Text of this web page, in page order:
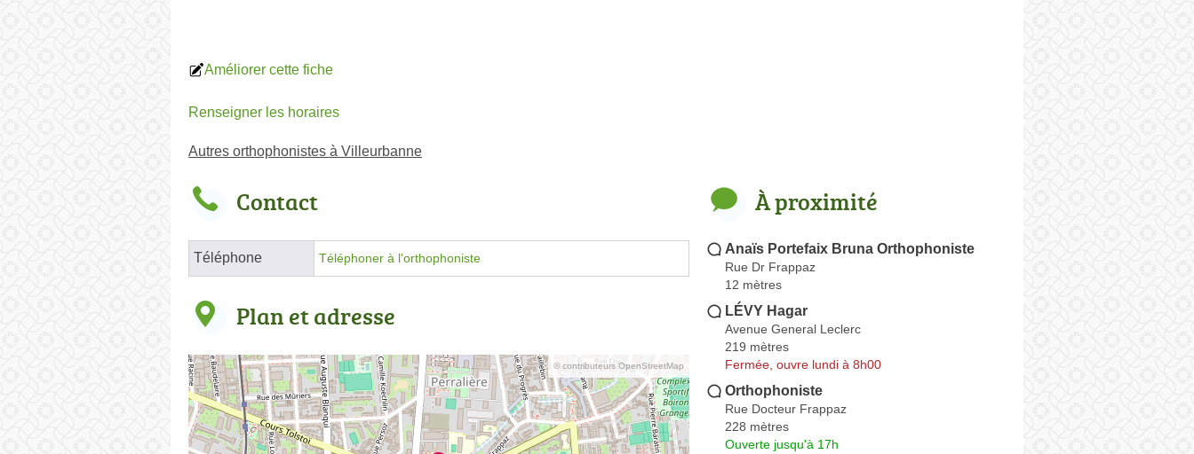
Améliorer cette fiche
Renseigner les horaires
Autres orthophonistes à Villeurbanne
Contact
Téléphone Téléphoner à l'orthophoniste
Plan et adresse
© contributeurs OpenStreetMap
À proximité
Anaïs Portefaix Bruna Orthophoniste
Rue Dr Frappaz
12 mètres
LÉVY Hagar
Avenue General Leclerc
219 mètres
Fermée, ouvre lundi à 8h00
Orthophoniste
Rue Docteur Frappaz
228 mètres
Ouverte jusqu'à 17h